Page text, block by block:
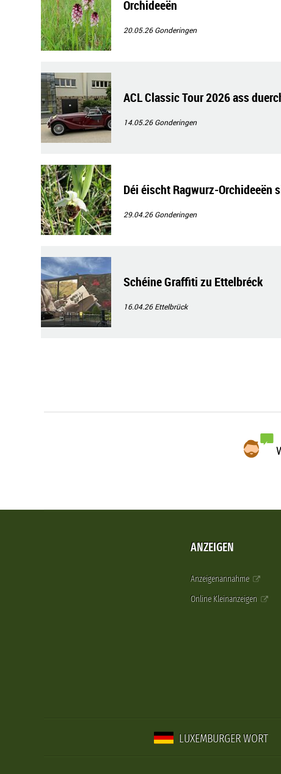
Orchideeën
20.05.26Gonderingen
ACL Classic Tour 2026 ass
14.05.26Gonderingen
Déi éischt Ragwurz-Orchideeën
29.04.26Gonderingen
Schéine Graffiti zu Ettelbréck
16.04.26Ettelbrück
ANZEIGEN
Anzeigenannahme
Online Kleinanzeigen
LUXEMBURGER WORT